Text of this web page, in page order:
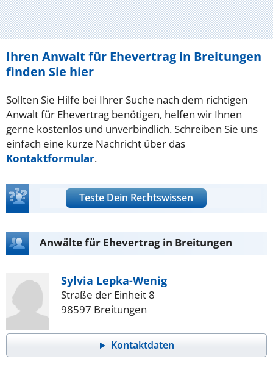
Ihren Anwalt für Ehevertrag in Breitungen
finden Sie hier
Sollten Sie Hilfe bei Ihrer Suche nach dem richtigen
Anwalt für Ehevertrag benötigen, helfen wir Ihnen
gerne kostenlos und unverbindlich. Schreiben Sie uns
einfach eine kurze Nachricht über das
Kontaktformular.
Teste Dein Rechtswissen
Anwälte für Ehevertrag in Breitungen
Sylvia Lepka-Wenig
Straße der Einheit 8
98597 Breitungen
Kontaktdaten